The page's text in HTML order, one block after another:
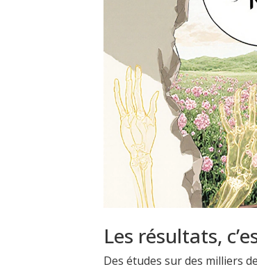
Les résultats,
Des études sur des milliers